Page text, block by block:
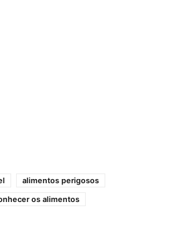
alimentos perigosos
os alimentos